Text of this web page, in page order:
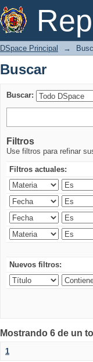
Buscar
DSpace Principal →
Buscar
Buscar:
Filtros
Use filtros para refinar
Filtros actuales:
Nuevos filtros:
Mostrando 6 de un
1